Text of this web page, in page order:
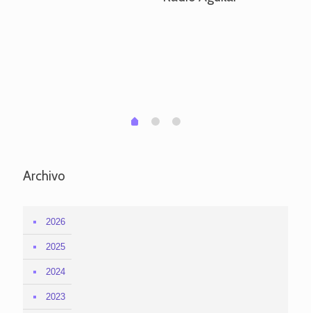
0 1 2
Archivo
2026
2025
2024
2023